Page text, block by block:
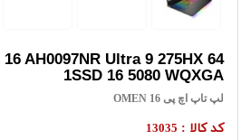
16 AH0097NR Ultra 9 275HX 64
1SSD 16 5080 WQXGA
لپ تاپ اچ پی OMEN 16
کد کالا : 13035